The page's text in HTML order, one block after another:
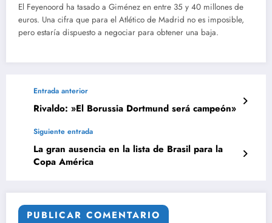
El Feyenoord ha tasado a Giménez en entre 35 y 40 millones de
euros. Una cifra que para el Atlético de Madrid no es imposible,
pero estaría dispuesto a negociar para obtener una baja.
Entrada anterior
Rivaldo: »El Borussia Dortmund será campeón»
Siguiente entrada
La gran ausencia en la lista de Brasil para la
Copa América
PUBLICAR COMENTARIO